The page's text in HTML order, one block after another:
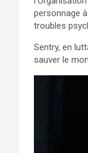
personnage
troubles
Sentry, en
sauver le